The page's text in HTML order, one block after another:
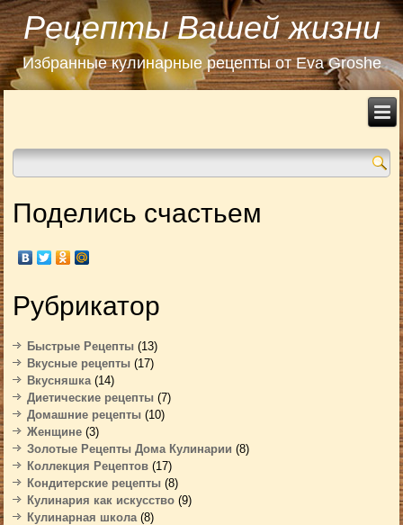
Рецепты Вашей жизни
Избранные кулинарные рецепты от Eva Groshe
Поделись счастьем
Рубрикатор
Быстрые Рецепты (13)
Вкусные рецепты (17)
Вкусняшка(14)
Диетические рецепты (7)
Домашние рецепты (10)
Женщине (3)
Золотые Рецепты Дома Кулинарии (8)
Коллекция Рецептов (17)
Кондитерские рецепты (8)
Кулинария как искусство (9)
Кулинарная школа(8)